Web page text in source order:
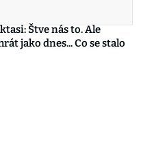
Štve nás to. Ale
jako dnes... Co se stalo